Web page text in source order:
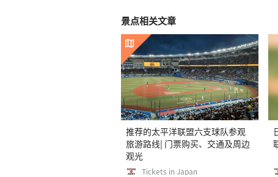
景点相关文章
推荐的太平洋联盟六支球队参观
旅游路线| 门票购买、交通及周边
观光
Tickets in Japan